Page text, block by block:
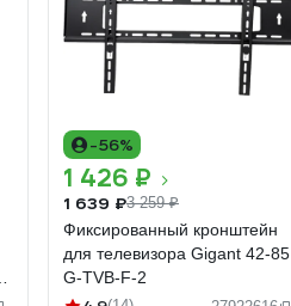
-56%
1 426 ₽
1 639 ₽3 259 ₽
Фиксированный кронштейн
для телевизора Gigant 42-85
G-TVB-F-2